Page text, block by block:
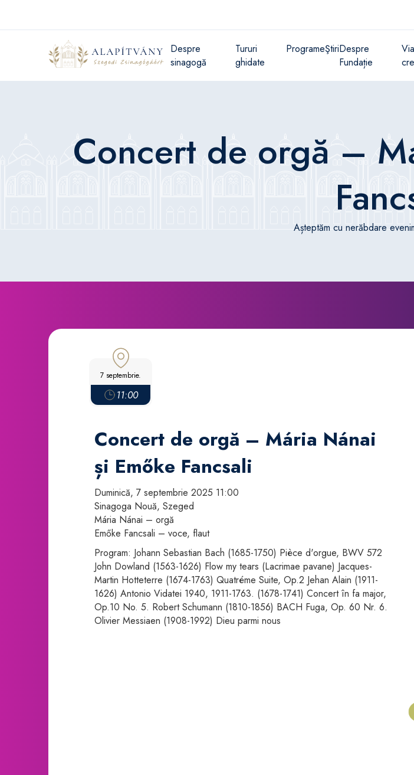
Despre
sinagogă
Tururi
ghidate
ProgrameŞtiriDespre
Fundație
Concert de orgă –
Așteptăm cu nerăbdare
7 septembrie.
11:00
Concert de orgă – Mária Nánai
și Emőke Fancsali
Duminică, 7 septembrie 2025 11:00
Sinagoga Nouă, Szeged
Mária Nánai – orgă
Emőke Fancsali – voce, flaut
Program: Johann Sebastian Bach (1685-1750) Pièce d'orgue, BWV 572
John Dowland (1563-1626) Flow my tears (Lacrimae pavane) Jacques-
Martin Hotteterre (1674-1763) Quatréme Suite, Op.2 Jehan Alain (1911-
1626) Antonio Vidatei 1940, 1911-1763. (1678-1741) Concert în fa major,
Op.10 No. 5. Robert Schumann (1810-1856) BACH Fuga, Op. 60 Nr. 6.
Olivier Messiaen (1908-1992) Dieu parmi nous